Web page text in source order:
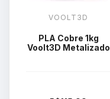
VOOLT3D
PLA Cobre 1kg
Voolt3D Metalizado